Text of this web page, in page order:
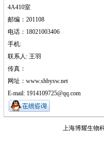
4A410室
邮编：201108
电话：18021003406
手机:
联系人: 王羽
传真：
网址：www.shbysw.net
E-mail: 1914109725@qq.com
上海博耀生物